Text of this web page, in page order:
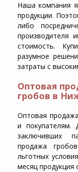
Наша компания
продукции.
либо
производителя
стоимость.
разумное
затраты с
Оптовая
гробов в
Оптовая
и покупателям.
заключивших
продажа
льготных
месяц продукция